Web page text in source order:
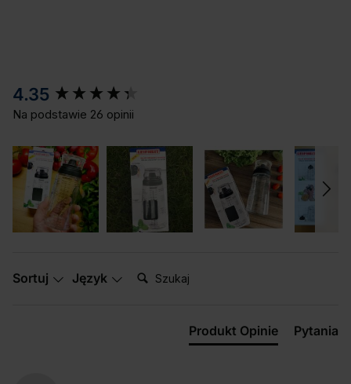
4.35
Na podstawie 26 opinii
Sortuj Język Szukaj:
Produkt Opinie Pytania
New content loaded